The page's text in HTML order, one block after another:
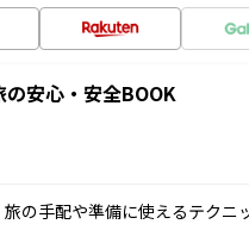
安心・安全BOOK
の手配や準備に使えるテクニ